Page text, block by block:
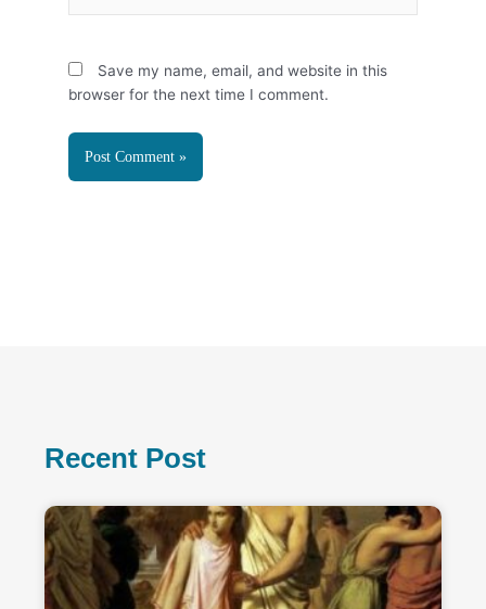
Save my name, email, and website in this
browser for the next time I comment.
Recent Post